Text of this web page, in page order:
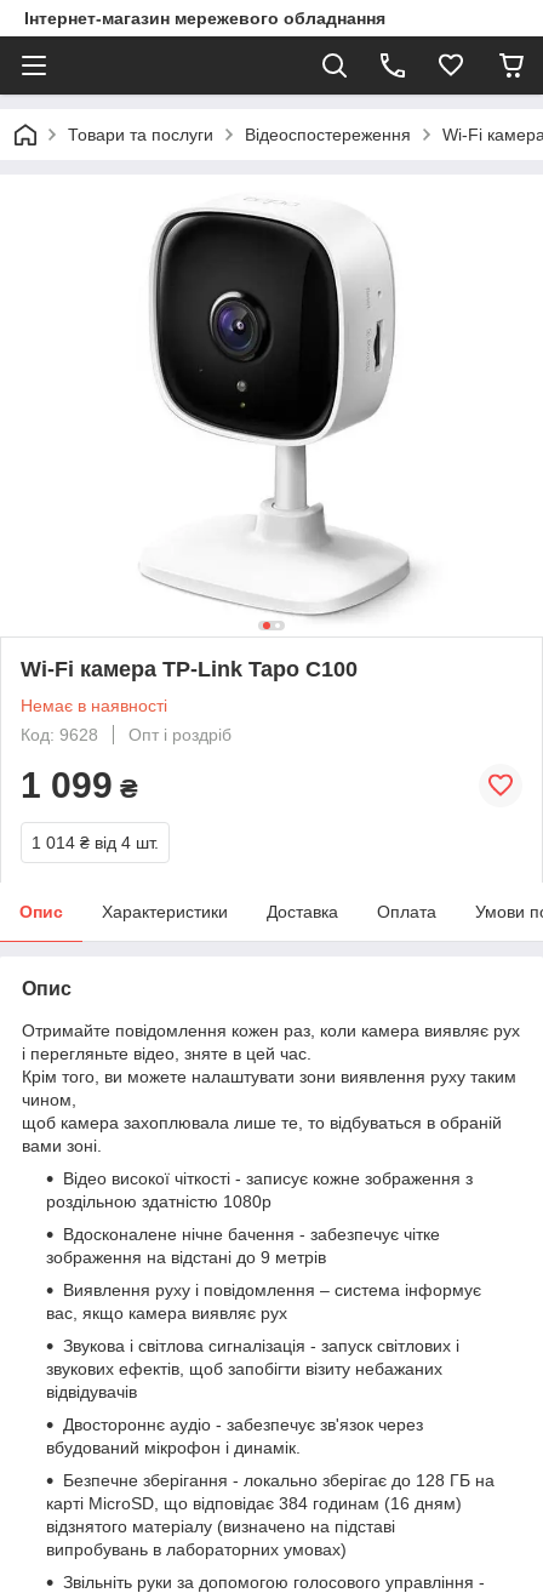
Інтернет-магазин мережевого обладнання
Товари та послуги Відеоспостереження Wi-Fi
Wi-Fi камера TP-Link Tapo C100
Немає в наявності
Код: 9628
Опт і роздріб
1 099 ₴
1 014 ₴ від 4 шт.
Опис Характеристики Доставка Оплата Умови
Опис
Отримайте повідомлення кожен раз, коли камера виявляє рух
і перегляньте відео, зняте в цей час.
Крім того, ви можете налаштувати зони виявлення руху таким
чином,
щоб камера захоплювала лише те, то відбуваться в обраній
вами зоні.
Відео високої чіткості - записує кожне зображення з
роздільною здатністю 1080p
Вдосконалене нічне бачення - забезпечує чітке
зображення на відстані до 9 метрів
Виявлення руху і повідомлення – система інформує
вас, якщо камера виявляє рух
Звукова і світлова сигналізація - запуск світлових і
звукових ефектів, щоб запобігти візиту небажаних
відвідувачів
Двостороннє аудіо - забезпечує зв'язок через
вбудований мікрофон і динамік.
Безпечне зберігання - локально зберігає до 128 ГБ на
карті MicroSD, що відповідає 384 годинам (16 дням)
відзнятого матеріалу (визначено на підставі
випробувань в лабораторних умовах)
Звільніть руки за допомогою голосового управління -